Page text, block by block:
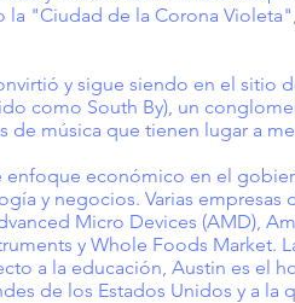
la "Ciudad de la Corona
y sigue siendo en el sitio
como South By), un
de música que tienen lugar a
económico en el
y negocios. Varias
Micro Devices (AMD),
y Whole Foods
a la educación, Austin es el
de los Estados Unidos y a la